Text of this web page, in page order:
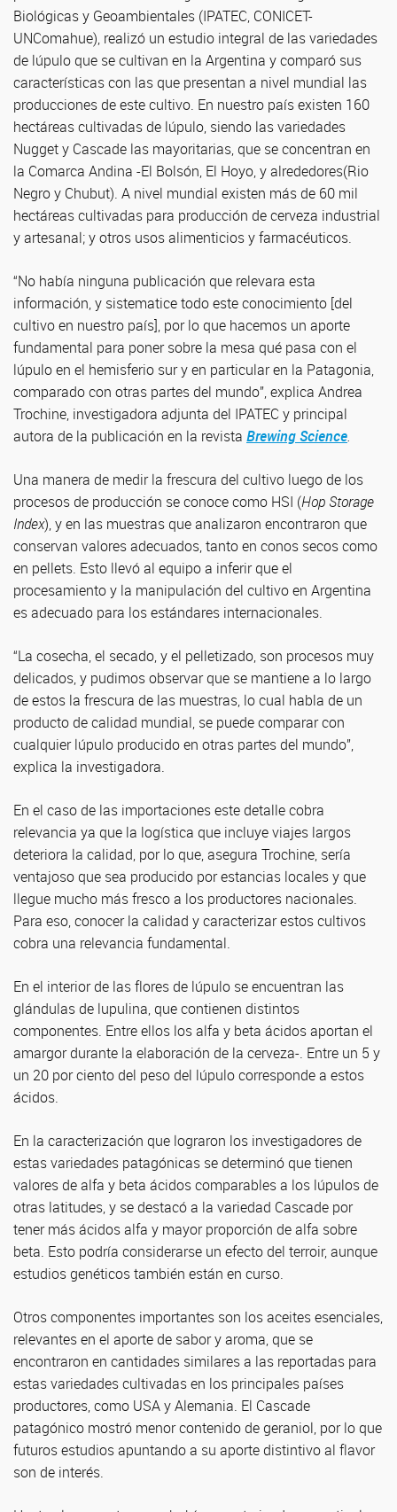
Biológicas y Geoambientales (IPATEC, CONICET-
UNComahue), realizó un estudio integral de las variedades
de lúpulo que se cultivan en la Argentina y comparó sus
características con las que presentan a nivel mundial las
producciones de este cultivo. En nuestro país existen 160
hectáreas cultivadas de lúpulo, siendo las variedades
Nugget y Cascade las mayoritarias, que se concentran en
la Comarca Andina -El Bolsón, El Hoyo, y alrededores(Rio
Negro y Chubut). A nivel mundial existen más de 60 mil
hectáreas cultivadas para producción de cerveza industrial
y artesanal; y otros usos alimenticios y farmacéuticos.
“No había ninguna publicación que relevara esta
información, y sistematice todo este conocimiento [del
cultivo en nuestro país], por lo que hacemos un aporte
fundamental para poner sobre la mesa qué pasa con el
lúpulo en el hemisferio sur y en particular en la Patagonia,
comparado con otras partes del mundo”, explica Andrea
Trochine, investigadora adjunta del IPATEC y principal
autora de la publicación en la revista Brewing Science.
Una manera de medir la frescura del cultivo luego de los
procesos de producción se conoce como HSI (Hop Storage
Index), y en las muestras que analizaron encontraron que
conservan valores adecuados, tanto en conos secos como
en pellets. Esto llevó al equipo a inferir que el
procesamiento y la manipulación del cultivo en Argentina
es adecuado para los estándares internacionales.
“La cosecha, el secado, y el pelletizado, son procesos muy
delicados, y pudimos observar que se mantiene a lo largo
de estos la frescura de las muestras, lo cual habla de un
producto de calidad mundial, se puede comparar con
cualquier lúpulo producido en otras partes del mundo”,
explica la investigadora.
En el caso de las importaciones este detalle cobra
relevancia ya que la logística que incluye viajes largos
deteriora la calidad, por lo que, asegura Trochine, sería
ventajoso que sea producido por estancias locales y que
llegue mucho más fresco a los productores nacionales.
Para eso, conocer la calidad y caracterizar estos cultivos
cobra una relevancia fundamental.
En el interior de las flores de lúpulo se encuentran las
glándulas de lupulina, que contienen distintos
componentes. Entre ellos los alfa y beta ácidos aportan el
amargor durante la elaboración de la cerveza-. Entre un 5 y
un 20 por ciento del peso del lúpulo corresponde a estos
ácidos.
En la caracterización que lograron los investigadores de
estas variedades patagónicas se determinó que tienen
valores de alfa y beta ácidos comparables a los lúpulos de
otras latitudes, y se destacó a la variedad Cascade por
tener más ácidos alfa y mayor proporción de alfa sobre
beta. Esto podría considerarse un efecto del terroir, aunque
estudios genéticos también están en curso.
Otros componentes importantes son los aceites esenciales,
relevantes en el aporte de sabor y aroma, que se
encontraron en cantidades similares a las reportadas para
estas variedades cultivadas en los principales países
productores, como USA y Alemania. El Cascade
patagónico mostró menor contenido de geraniol, por lo que
futuros estudios apuntando a su aporte distintivo al flavor
son de interés.